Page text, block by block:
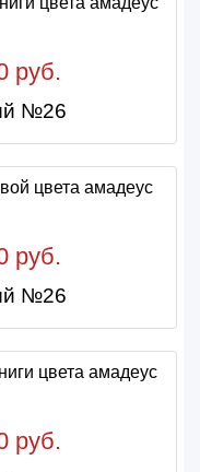
руб.
№26
руб.
№26
руб.